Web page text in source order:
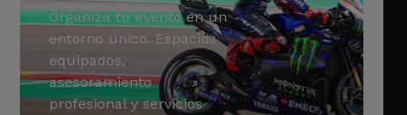
Organiza tu evento en un
entorno único. Espacios
equipados,
asesoramiento
profesional y servicios